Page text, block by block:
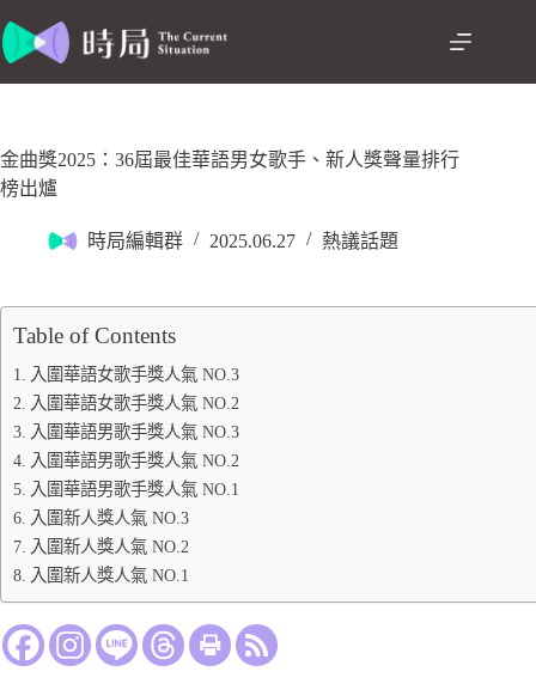
金曲獎2025：36屆最佳華語男女歌手、新人獎聲量排行
榜出爐
時局編輯群 2025.06.27 熱議話題
Table of Contents
入圍華語女歌手獎人氣 NO.3
入圍華語女歌手獎人氣 NO.2
入圍華語男歌手獎人氣 NO.3
入圍華語男歌手獎人氣 NO.2
入圍華語男歌手獎人氣 NO.1
入圍新人獎人氣 NO.3
入圍新人獎人氣 NO.2
入圍新人獎人氣 NO.1